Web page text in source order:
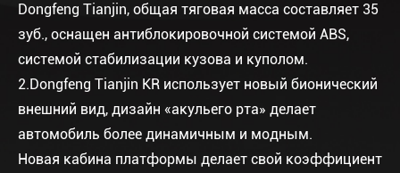
Dongfeng Tianjin, общая тяговая масса составляет 35
зуб., оснащен антиблокировочной системой ABS,
системой стабилизации кузова и куполом.
2.Dongfeng Tianjin KR использует новый бионический
внешний вид, дизайн «акульего рта» делает
автомобиль более динамичным и модным.
Новая кабина платформы делает свой коэффициент